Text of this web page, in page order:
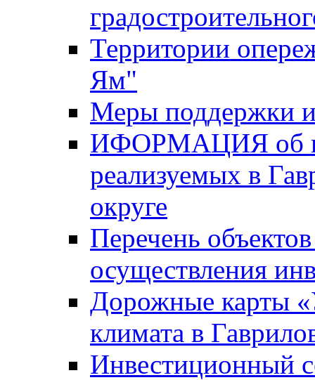
Территории
Ям"
Меры поддержки
ИФОРМАЦИЯ об
реализуемых в
округе
Перечень
осуществления
Дорожные карты
климата в
Инвестиционный